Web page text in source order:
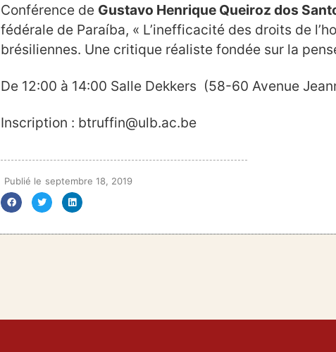
Conférence de Gustavo Henrique Queiroz dos
fédérale de Paraíba, « L’inefficacité des droits de
brésiliennes. Une critique réaliste fondée sur la
De 12:00 à 14:00 Salle Dekkers (58-60 Avenue
Inscription : btruffin@ulb.ac.be
Publié le septembre 18, 2019